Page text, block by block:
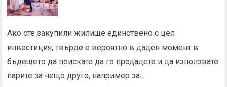
Ако сте закупили жилище единствено с цел
инвестиция, твърде е вероятно в даден момент в
бъдещето да поискате да го продадете и да използвате
парите за нещо друго, например за…